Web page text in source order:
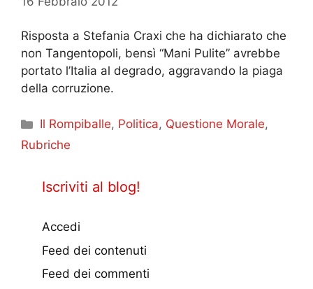
Risposta a Stefania Craxi che ha dichiarato che
non Tangentopoli, bensì “Mani Pulite” avrebbe
portato l’Italia al degrado, aggravando la piaga
della corruzione.
Categorie
Il Rompiballe, Politica, Questione Morale,
Rubriche
Iscriviti al blog!
Accedi
Feed dei contenuti
Feed dei commenti